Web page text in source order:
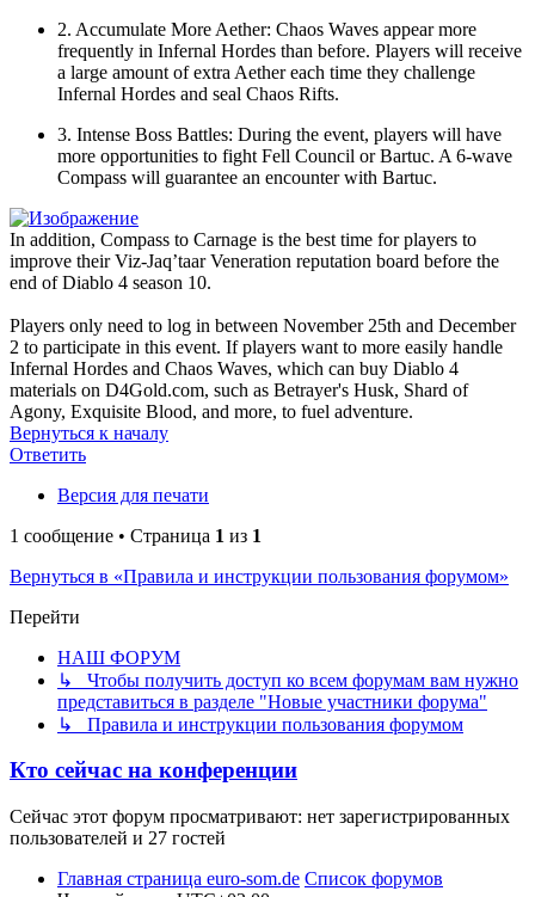
2. Accumulate More Aether: Chaos Waves appear more
frequently in Infernal Hordes than before. Players will receive
a large amount of extra Aether each time they challenge
Infernal Hordes and seal Chaos Rifts.
3. Intense Boss Battles: During the event, players will have
more opportunities to fight Fell Council or Bartuc. A 6-wave
Compass will guarantee an encounter with Bartuc.
In addition, Compass to Carnage is the best time for players to
improve their Viz-Jaq’taar Veneration reputation board before the
end of Diablo 4 season 10.
Players only need to log in between November 25th and December
2 to participate in this event. If players want to more easily handle
Infernal Hordes and Chaos Waves, which can buy Diablo 4
materials on D4Gold.com, such as Betrayer's Husk, Shard of
Agony, Exquisite Blood, and more, to fuel adventure.
Вернуться к началу
Ответить
Версия для печати
1 сообщение • Страница 1 из 1
Вернуться в «Правила и инструкции пользования форумом»
Перейти
НАШ ФОРУМ
↳ Чтобы получить доступ ко всем форумам вам нужно
представиться в разделе "Новые участники форума"
↳ Правила и инструкции пользования форумом
Кто сейчас на конференции
Сейчас этот форум просматривают: нет зарегистрированных
пользователей и 27 гостей
Главная страница euro-som.de Список форумов